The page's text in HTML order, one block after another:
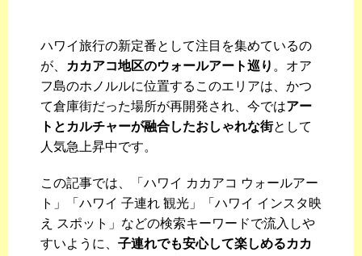
ハワイ旅行の新定番として注目を集めているの
が、
カカアコ地区のウォールアート巡り 。オア
フ島のホノルルに位置するこのエリアは、かつ
て倉庫街だった場所が再開発され、今ではアー
トとカルチャーが融合したおしゃれな街として
人気急上昇中です。
この記事では、「ハワイ カカアコ ウォールアー
ト」「ハワイ 子連れ 観光」「ハワイ インスタ映
え スポット」などの検索キーワードで流入しや
すいように、 子連れでも安心して楽しめるカカ